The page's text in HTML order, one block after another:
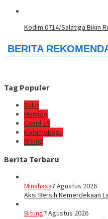
Kodim 0714/Salatiga Bikin
Tag Populer
Sulut
Manado
Covid-19
Kotamobagu
Bitung
Berita Terbaru
Minahasa7 Agustus 2026
Aksi Bersih Kemerdekaan
Bitung7 Agustus 2026